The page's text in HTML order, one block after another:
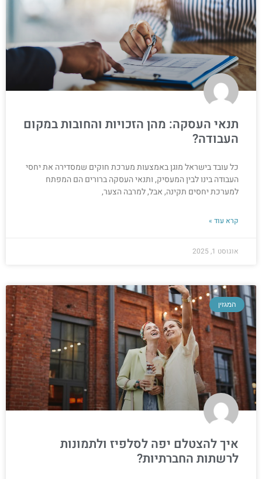
תנאי העסקה: מהן הזכויות והחובות במקום
העבודה?
כל עובד בישראל מוגן באמצעות מערכת חוקים שמסדירה את יחסי
העבודה בינו לבין המעסיק, ותנאי העסקה ברורים הם המפתח
למערכת יחסים תקינה, אבל, למרבה הצער,
קרא עוד »
אוגוסט 1, 2025
המגזין
איך להצטלם יפה לסלפיז ולתמונות
לרשתות החברתיות?